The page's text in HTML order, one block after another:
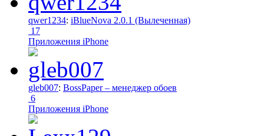
qwer1234: iBlueNova 2.0.1 (Вылеченная)
17
Приложения iPhone
gleb007: BossPaper – менеджер обоев
6
Приложения iPhone